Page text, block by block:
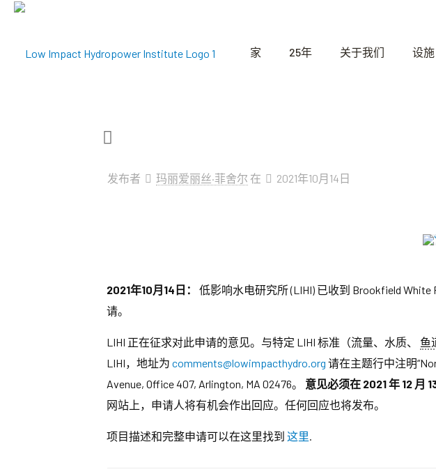
家 25年 关于我们 设施
发布者 玛丽爱丽丝·菲舍尔 在 2021年10月14日
2021年10月14日： 低影响水电研究所 (LIHI) 已收到 Brookfield
请。
LIHI 正在征求对此申请的意见。与特定 LIHI 标准（流量、水质、 鱼
LIHI，地址为 comments@lowimpacthydro.org 请在主题行中注明
Avenue, Office 407, Arlington, MA 02476。 意见必须在 2021 年 12 月
网站上，申请人将有机会作出回应。任何回应也将发布。
项目描述和完整申请可以在这里找到 这里.